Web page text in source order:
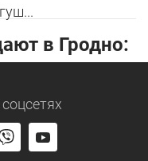
в Гродно:
соцсетях